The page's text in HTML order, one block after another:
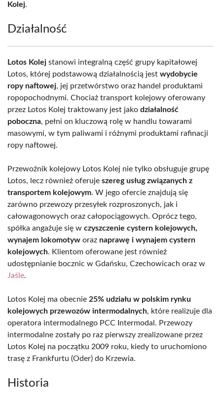
Kolej.
Działalność
Lotos Kolej stanowi integralną część grupy kapitałowej
Lotos, której podstawową działalnością jest wydobycie
ropy naftowej, jej przetwórstwo oraz handel produktami
ropopochodnymi. Chociaż transport kolejowy oferowany
przez Lotos Kolej traktowany jest jako działalność
poboczna, pełni on kluczową rolę w handlu towarami
masowymi, w tym paliwami i różnymi produktami rafinacji
ropy naftowej.
Przewoźnik kolejowy Lotos Kolej nie tylko obsługuje grupę
Lotos, lecz również oferuje szereg usług związanych z
transportem kolejowym. W jego ofercie znajdują się
zarówno przewozy przesyłek rozproszonych, jak i
całowagonowych oraz całopociągowych. Oprócz tego,
spółka angażuje się w czyszczenie cystern kolejowych,
wynajem lokomotyw oraz naprawę i wynajem cystern
kolejowych. Klientom oferowane jest również
udostępnianie bocznic w Gdańsku, Czechowicach oraz w
Jaśle.
Lotos Kolej ma obecnie 25% udziału w polskim rynku
kolejowych przewozów intermodalnych, które realizuje dla
operatora intermodalnego PCC Intermodal. Przewozy
intermodalne zostały po raz pierwszy zrealizowane przez
Lotos Kolej na początku 2009 roku, kiedy to uruchomiono
trasę z Frankfurtu (Oder) do Krzewia.
Historia